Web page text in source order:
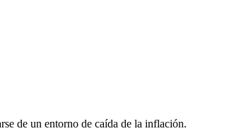
de un entorno de caída de la inflación.